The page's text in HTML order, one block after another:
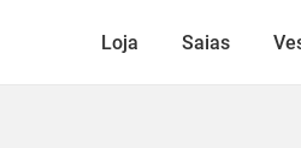
Loja Saias